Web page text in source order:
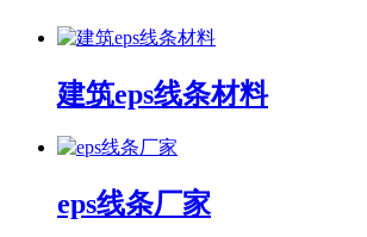
建筑eps线条材料
eps线条厂家